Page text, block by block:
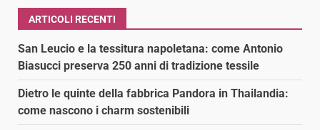
ARTICOLI RECENTI
San Leucio e la tessitura napoletana: come Antonio
Biasucci preserva 250 anni di tradizione tessile
Dietro le quinte della fabbrica Pandora in Thailandia:
come nascono i charm sostenibili